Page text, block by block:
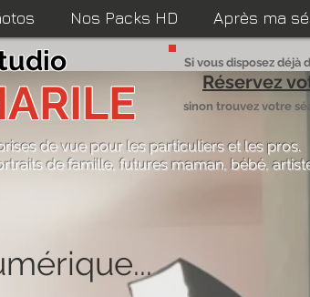
Nos Packs HD Après ma
Si vous disposez déjà
Réservez
sinon trouvez votre
de vue pour les particulierset les pros.
de famille,futures maman, bébé,